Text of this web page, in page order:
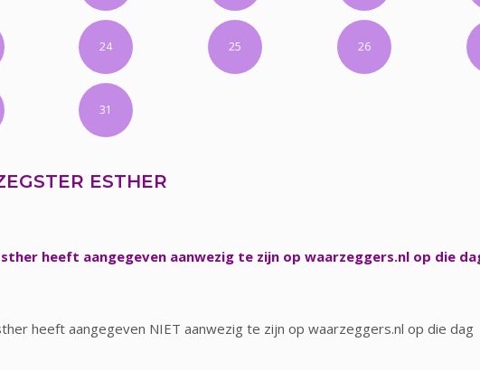
24 25 26
31
ESTHER
heeft aangegeven aanwezig te zijn op waarzeggers.nl op die
heeft aangegeven NIET aanwezig te zijn op waarzeggers.nl op die dag